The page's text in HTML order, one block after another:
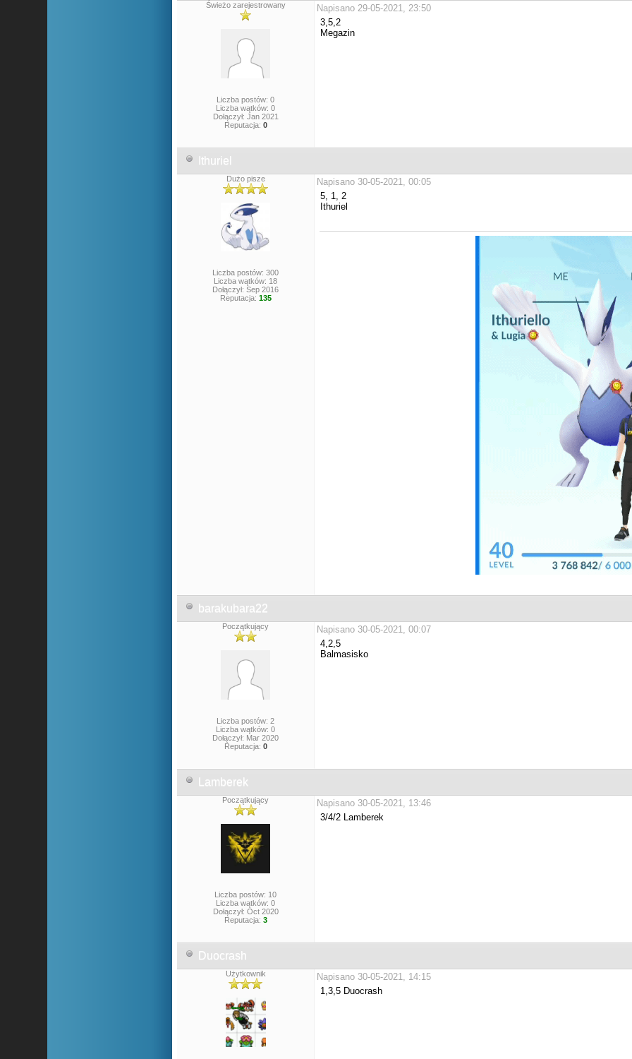
Świeżo zarejestrowany
Liczba postów: 0
Liczba wątków: 0
Dołączył: Jan 2021
Reputacja: 0
Napisano 29-05-2021, 23:50
3,5,2
Megazin
Ithuriel
Dużo pisze
Liczba postów: 300
Liczba wątków: 18
Dołączył: Sep 2016
Reputacja: 135
Napisano 30-05-2021, 00:05
5, 1, 2
Ithuriel
barakubara22
Początkujący
Liczba postów: 2
Liczba wątków: 0
Dołączył: Mar 2020
Reputacja: 0
Napisano 30-05-2021, 00:07
4,2,5
Balmasisko
Lamberek
Początkujący
Liczba postów: 10
Liczba wątków: 0
Dołączył: Oct 2020
Reputacja: 3
Napisano 30-05-2021, 13:46
3/4/2 Lamberek
Duocrash
Użytkownik
Napisano 30-05-2021, 14:15
1,3,5 Duocrash